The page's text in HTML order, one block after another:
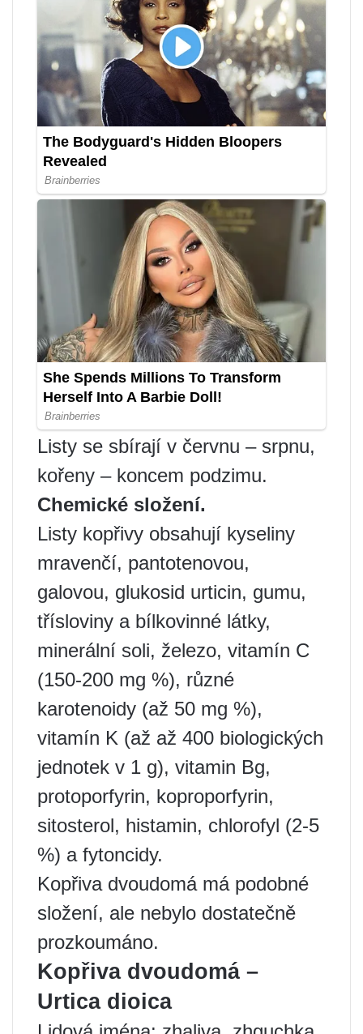
Listy se sbírají v červnu – srpnu,
kořeny – koncem podzimu.
Chemické složení.
Listy kopřivy obsahují kyseliny
mravenčí, pantotenovou,
galovou, glukosid urticin, gumu,
třísloviny a bílkovinné látky,
minerální soli, železo, vitamín C
(150-200 mg %), různé
karotenoidy (až 50 mg %),
vitamín K (až až 400 biologických
jednotek v 1 g), vitamin Bg,
protoporfyrin, koproporfyrin,
sitosterol, histamin, chlorofyl (2-5
%) a fytoncidy.
Kopřiva dvoudomá má podobné
složení, ale nebylo dostatečně
prozkoumáno.
Kopřiva dvoudomá –
Urtica dioica